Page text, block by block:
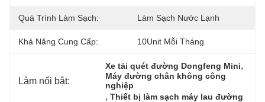
Quá Trình Làm Sạch: Làm Sạch Nước Lạnh
Khả Năng Cung Cấp: 10Unit Mỗi Tháng
Làm nổi bật:
Xe tải quét đường Dongfeng Mini
Máy đường chân không công
nghiệp
, Thiết bị làm sạch máy lau đường